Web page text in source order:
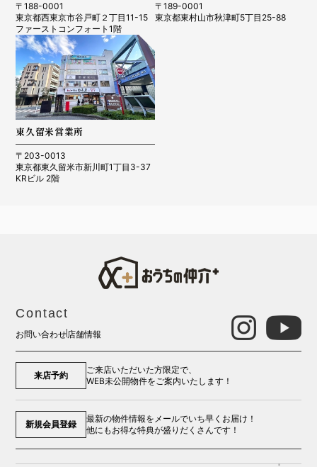
〒188-0001
東京都西東京市谷戸町２丁目11-15
ファーストコンフォート1階
〒189-0001
東京都東村山市秋津町5丁目25-88
東久留米営業所
〒203-0013
東京都東久留米市新川町1丁目3-37
KRビル 2階
Contact
お問い合わせ店舗情報
来店予約
ご来店いただいた方限定で、
WEB未公開物件をご案内いたします！
新規会員登録
最新の物件情報をメールでいち早くお届け！
他にもお得な特典が盛りだくさんです！